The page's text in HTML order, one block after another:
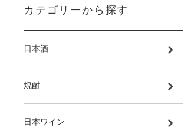
カテゴリーから探す
日本酒
焼酎
日本ワイン